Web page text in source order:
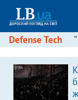
Defense Tech